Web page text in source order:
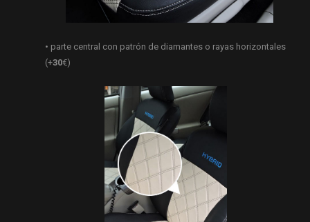
• parte central con patrón de diamantes o rayas horizontales
(+30€)